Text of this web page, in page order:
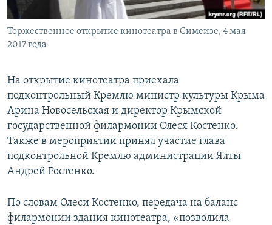
Торжественное открытие кинотеатра в Симеизе, 4 мая
2017 года
На открытие кинотеатра приехала
подконтрольный Кремлю министр культуры Крыма
Арина Новосельская и директор Крымской
государственной филармонии Олеся Костенко.
Также в мероприятии принял участие глава
подконтрольной Кремлю администрации Ялты
Андрей Ростенко.
По словам Олеси Костенко, передача на баланс
филармонии здания кинотеатра, «позволила